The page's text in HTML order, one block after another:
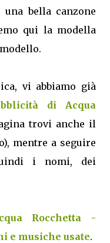
bella canzone
qui la modella
vi abbiamo già
di Acqua
trovi anche il
mentre a seguire
i nomi, dei
Rocchetta -
e musiche usate.